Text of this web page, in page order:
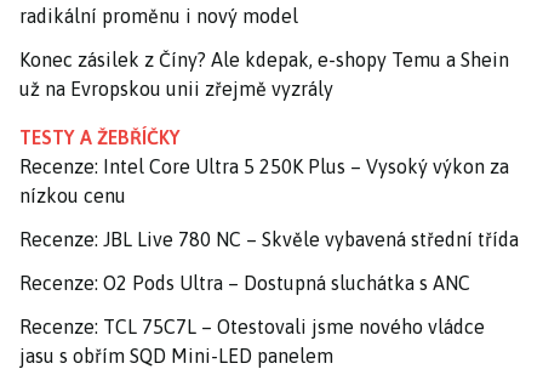
radikální proměnu i nový model
Konec zásilek z Číny? Ale kdepak, e-shopy Temu a Shein
už na Evropskou unii zřejmě vyzrály
TESTY A ŽEBŘÍČKY
Recenze: Intel Core Ultra 5 250K Plus – Vysoký výkon za
nízkou cenu
Recenze: JBL Live 780 NC – Skvěle vybavená střední třída
Recenze: O2 Pods Ultra – Dostupná sluchátka s ANC
Recenze: TCL 75C7L – Otestovali jsme nového vládce
jasu s obřím SQD Mini-LED panelem